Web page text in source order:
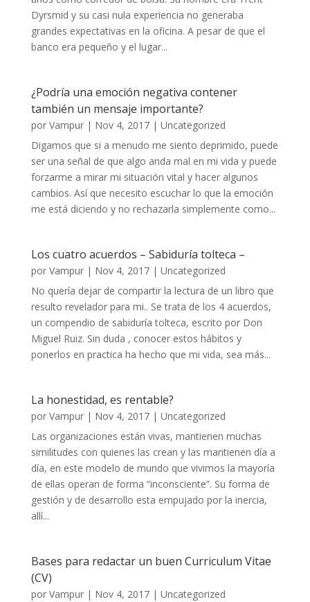
Dyrsmid y su casi nula experiencia no generaba
grandes expectativas en la oficina. A pesar de que el
banco era pequeño y el lugar...
¿Podría una emoción negativa contener
también un mensaje importante?
por Vampur| Nov 4, 2017| Uncategorized
Digamos que si a menudo me siento deprimido, puede
ser una señal de que algo anda mal en mi vida y puede
forzarme a mirar mi situación vital y hacer algunos
cambios. Así que necesito escuchar lo que la emoción
me está diciendo y no rechazarla simplemente como...
Los cuatro acuerdos – Sabiduría tolteca –
por Vampur| Nov 4, 2017| Uncategorized
No quería dejar de compartir la lectura de un libro que
resulto revelador para mi.. Se trata de los 4 acuerdos,
un compendio de sabiduría tolteca, escrito por Don
Miguel Ruiz. Sin duda , conocer estos hábitos y
ponerlos en practica ha hecho que mi vida, sea más...
La honestidad, es rentable?
por Vampur| Nov 4, 2017| Uncategorized
Las organizaciones están vivas, mantienen muchas
similitudes con quienes las crean y las mantienen día a
día, en este modelo de mundo que vivimos la mayoría
de ellas operan de forma “inconsciente”. Su forma de
gestión y de desarrollo esta empujado por la inercia,
allí...
Bases para redactar un buen Curriculum Vitae
(CV)
por Vampur| Nov 4, 2017| Uncategorized